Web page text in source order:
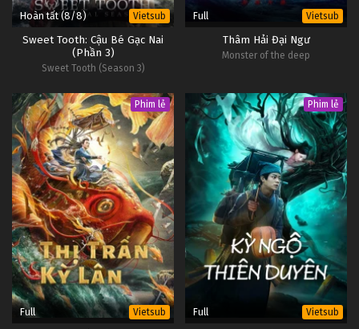
Hoàn tất (8/8) Vietsub
Sweet Tooth: Cậu Bé Gạc Nai
(Phần 3)
Sweet Tooth (Season 3)
Full Vietsub
Thâm Hải Đại Ngư
Monster of the deep
Phim lẻ
Full Vietsub
Phim lẻ
Full Vietsub